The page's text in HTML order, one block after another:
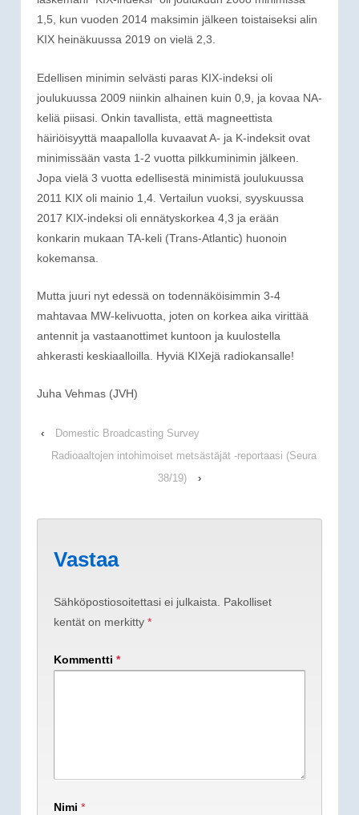
1,5, kun vuoden 2014 maksimin jälkeen toistaiseksi alin
KIX heinäkuussa 2019 on vielä 2,3.
Edellisen minimin selvästi paras KIX-indeksi oli
joulukuussa 2009 niinkin alhainen kuin 0,9, ja kovaa NA-
keliä piisasi. Onkin tavallista, että magneettista
häiriöisyyttä maapallolla kuvaavat A- ja K-indeksit ovat
minimissään vasta 1-2 vuotta pilkkuminimin jälkeen.
Jopa vielä 3 vuotta edellisestä minimistä joulukuussa
2011 KIX oli mainio 1,4. Vertailun vuoksi, syyskuussa
2017 KIX-indeksi oli ennätyskorkea 4,3 ja erään
konkarin mukaan TA-keli (Trans-Atlantic) huonoin
kokemansa.
Mutta juuri nyt edessä on todennäköisimmin 3-4
mahtavaa MW-kelivuotta, joten on korkea aika virittää
antennit ja vastaanottimet kuntoon ja kuulostella
ahkerasti keskiaalloilla. Hyviä KIXejä radiokansalle!
Juha Vehmas (JVH)
‹
Domestic Broadcasting Survey
Radioaaltojen intohimoiset metsästäjät -reportaasi (Seura
38/19)
›
Vastaa
Sähköpostiosoitettasi ei julkaista.
Pakolliset
kentät on merkitty *
Kommentti *
Nimi *